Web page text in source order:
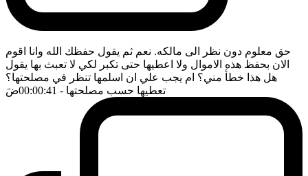
حق معلوم دون نظر الى مالكه. نعم ثم يقول حفظك الله وانا اقوم
الان بحفظ هذه الاموال ولا اعطيها حتى تكبر لكي لا تعبث بها يقول
هل هذا خطأ مني؟ ام يجب علي ان اسلمها تنظر في مصلحتها؟
تعطيها حسب مصلحتها - 00:00:41 ضَ